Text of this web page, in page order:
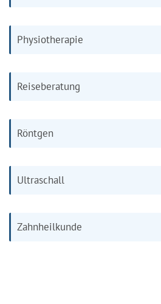
Physiotherapie
Reiseberatung
Röntgen
Ultraschall
Zahnheilkunde